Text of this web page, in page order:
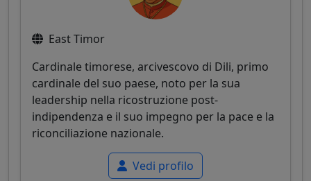
East Timor
Cardinale timorese, arcivescovo di Dili, primo
cardinale del suo paese, noto per la sua
leadership nella ricostruzione post-
indipendenza e il suo impegno per la pace e la
riconciliazione nazionale.
Vedi profilo